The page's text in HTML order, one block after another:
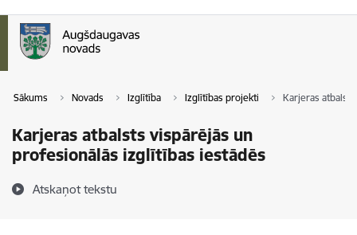
Sākums Novads Izglītība Izglītības projekti Karjeras
Karjeras atbalsts vispārējās un
profesionālās izglītības iestādēs
Atskaņot tekstu